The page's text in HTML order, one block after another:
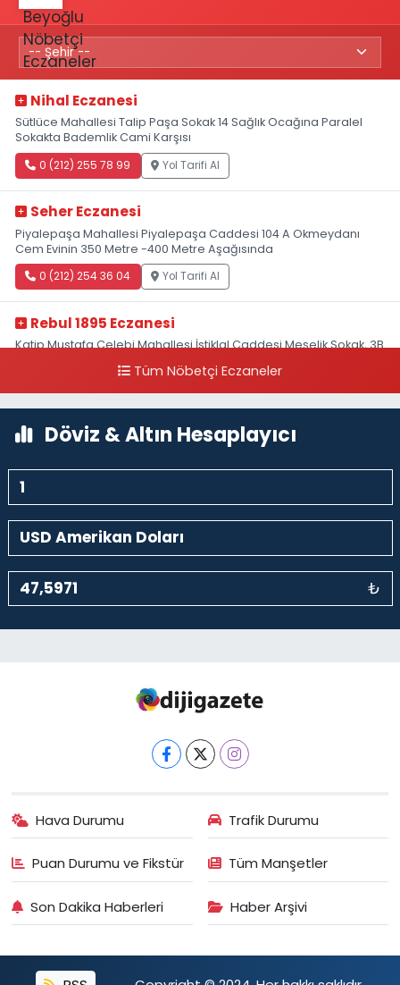
Nihal Eczanesi
Sütlüce Mahallesi Talip Paşa Sokak 14 Sağlık Ocağına Paralel
Sokakta Bademlik Cami Karşısı
0 (212) 255 78 99 Yol Tarifi Al
Seher Eczanesi
Piyalepaşa Mahallesi Piyalepaşa Caddesi 104 A Okmeydanı
Cem Evinin 350 Metre -400 Metre Aşağısında
0 (212) 254 36 04 Yol Tarifi Al
Rebul 1895 Eczanesi
Katip Mustafa Çelebi Mahallesi İstiklal Caddesi Meşelik Sokak, 3B
Tüm Nöbetçi Eczaneler
Döviz & Altın Hesaplayıcı
₺
Hava Durumu Trafik Durumu
Puan Durumu ve Fikstür Tüm Manşetler
Son Dakika Haberleri Haber Arşivi